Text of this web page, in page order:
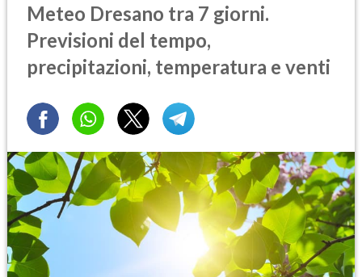
Meteo Dresano tra 7 giorni.
Previsioni del tempo,
precipitazioni, temperatura e venti